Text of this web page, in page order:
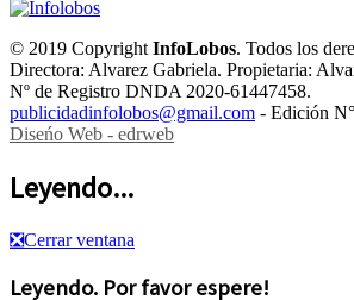
© 2019 CopyrightInfoLobos. Todos los
Directora: Alvarez Gabriela. Propietaria:
Nº de Registro DNDA 2020-61447458.
publicidadinfolobos@gmail.com - Edición
Diseńo Web - edrweb
Leyendo...
❎Cerrar ventana
Leyendo. Por favor espere!